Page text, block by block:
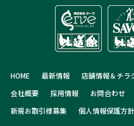
HOME 最新情報 店舗情報＆チラ
会社概要
採用情報 お問合わせ
新規お取引様募集
個人情報保護方針